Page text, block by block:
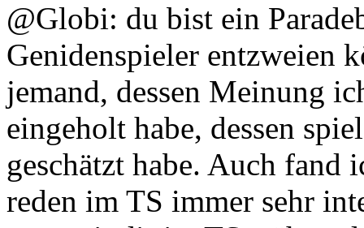
@Globi: du bist ein
Genidenspieler entzweien
jemand, dessen Meinung
eingeholt habe, dessen
geschätzt habe. Auch fand
reden im TS immer sehr